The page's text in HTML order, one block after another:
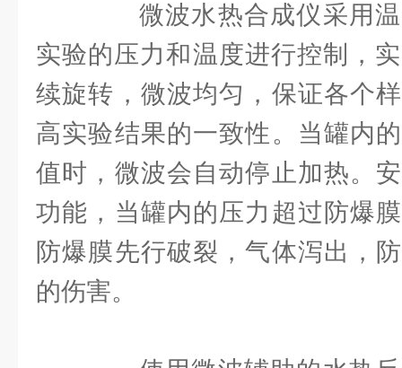
微波水热合成仪采用温
实验的压力和温度进行控制，
续旋转，微波均匀，保证各个
高实验结果的一致性。当罐内
值时，微波会自动停止加热。
功能，当罐内的压力超过防爆
防爆膜先行破裂，气体泻出，
的伤害。